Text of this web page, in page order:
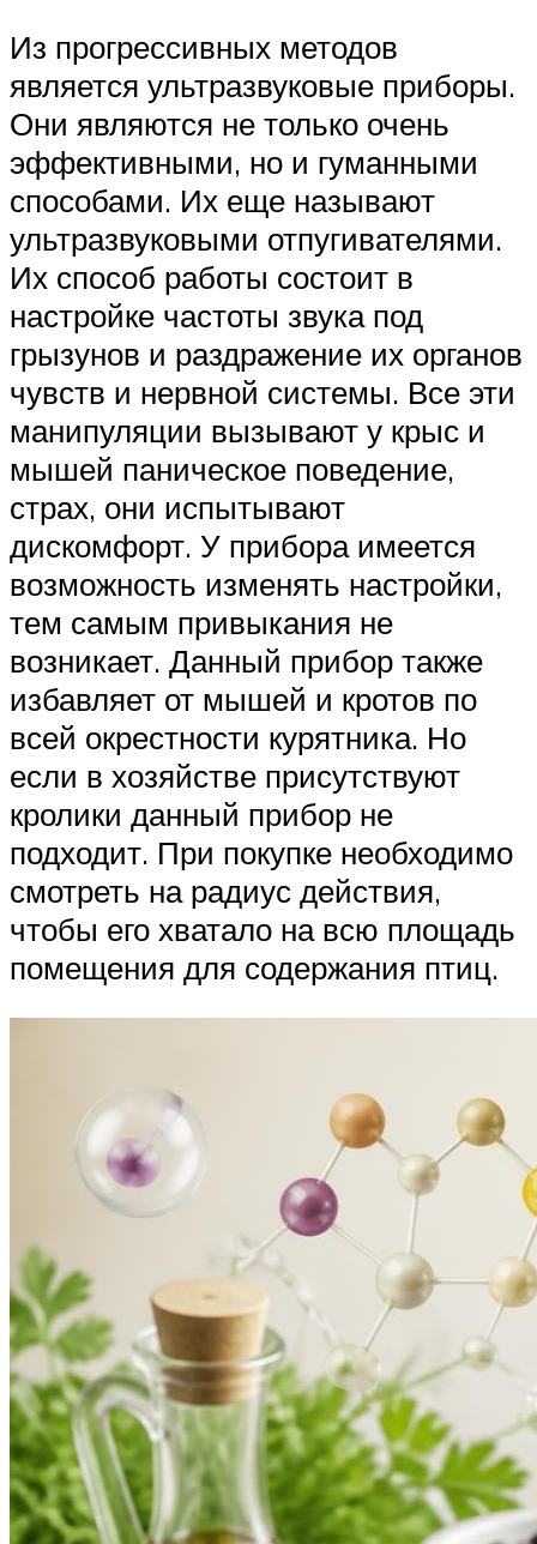
Из прогрессивных методов
является ультразвуковые приборы.
Они являются не только очень
эффективными, но и гуманными
способами. Их еще называют
ультразвуковыми отпугивателями.
Их способ работы состоит в
настройке частоты звука под
грызунов и раздражение их органов
чувств и нервной системы. Все эти
манипуляции вызывают у крыс и
мышей паническое поведение,
страх, они испытывают
дискомфорт. У прибора имеется
возможность изменять настройки,
тем самым привыкания не
возникает. Данный прибор также
избавляет от мышей и кротов по
всей окрестности курятника. Но
если в хозяйстве присутствуют
кролики данный прибор не
подходит. При покупке необходимо
смотреть на радиус действия,
чтобы его хватало на всю площадь
помещения для содержания птиц.